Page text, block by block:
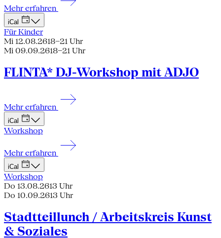
Mehr erfahren
iCal
Für Kinder
Mi 12.08.2618–21 Uhr
Mi 09.09.2618–21 Uhr
FLINTA* DJ-Workshop mit ADJO
Mehr erfahren
iCal
Workshop
Mehr erfahren
iCal
Workshop
Do 13.08.2613 Uhr
Do 10.09.2613 Uhr
Stadtteillunch / Arbeitskreis Kunst
& Soziales